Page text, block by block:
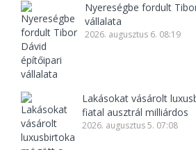
Nyereségbe fordult
vállalata
2026. augusztus 6. 08:19
Lakásokat vásárolt
fiatal ausztrál milliárdos
2026. augusztus 5. 07:08